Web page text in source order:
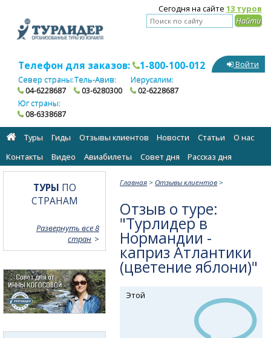
Сегодня на сайте 13 туров
Телефон для заказов: 1-800-100-012
Север страны:
04-6228687
Тель-Авив:
03-6280300
Иерусалим:
02-6228687
Юг страны:
08-6338687
Войти
Туры Гиды Отзывы клиентов Новости Статьи
О нас
Контакты
Видео Авиабилеты Cовет дня Рассказ дня
Главная > Отзывы клиентов >
Отзыв о туре:
"Турлидер в
Нормандии -
каприз Атлантики
(цветение яблони)"
Этой
ТУРЫ ПО
СТРАНАМ
Развернуть все 8
стран